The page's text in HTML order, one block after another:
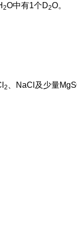
2O中有1个D2O。
2 、NaCl及少量